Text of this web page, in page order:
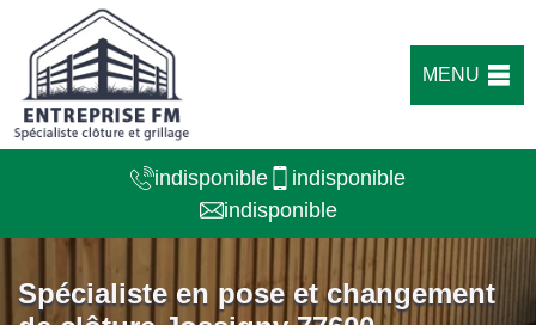
MENU
indisponible
indisponible
indisponible
Spécialiste en pose et changement